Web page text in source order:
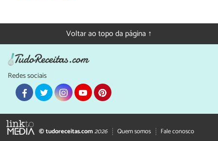
Voltar ao topo da página ↑
Redes sociais
© tudoreceitas.com2026 Quem somos Fale conosco